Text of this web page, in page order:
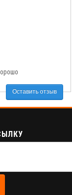
Оставить отзыв